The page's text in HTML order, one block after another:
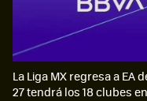
La Liga MX regresa a EA
27 tendrá los 18 clubes